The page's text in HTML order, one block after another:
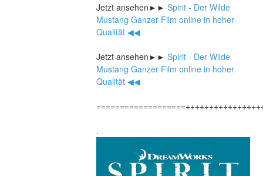
Jetzt ansehen►► Spirit - Der Wilde
Mustang Ganzer Film online in hoher
Qualität ◀◀
Jetzt ansehen►► Spirit - Der Wilde
Mustang Ganzer Film online in hoher
Qualität ◀◀
.